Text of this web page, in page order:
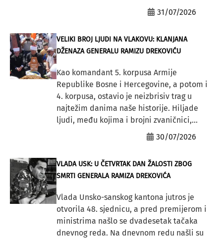
31/07/2026
VELIKI BROJ LJUDI NA VLAKOVU: KLANJANA
DŽENAZA GENERALU RAMIZU DREKOVIĆU
Kao komandant 5. korpusa Armije
Republike Bosne i Hercegovine, a potom i
4. korpusa, ostavio je neizbrisiv trag u
najtežim danima naše historije. Hiljade
ljudi, među kojima i brojni zvaničnici,...
30/07/2026
VLADA USK: U ČETVRTAK DAN ŽALOSTI ZBOG
SMRTI GENERALA RAMIZA DREKOVIĆA
Vlada Unsko-sanskog kantona jutros je
otvorila 48. sjednicu, a pred premijerom i
ministrima našlo se dvadesetak tačaka
dnevnog reda. Na dnevnom redu našli su